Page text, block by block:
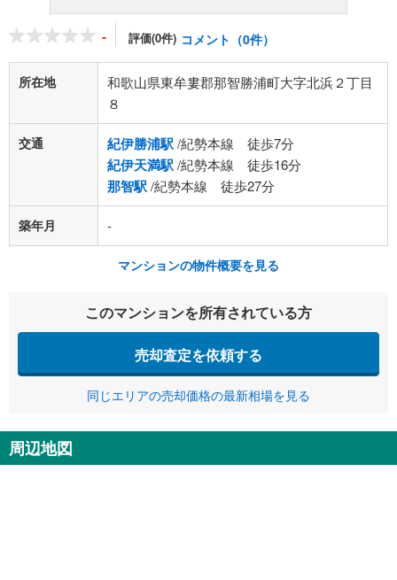
- 評価(0件) コメント（0件）
所在地
和歌山県東牟婁郡那智勝浦町大字北浜２丁目
８
交通 紀伊勝浦駅/紀勢本線 徒歩7分
紀伊天満駅/紀勢本線 徒歩16分
那智駅/紀勢本線 徒歩27分
築年月 -
マンションの物件概要を見る
このマンションを所有されている方
売却査定を依頼する
同じエリアの売却価格の最新相場を見る
周辺地図